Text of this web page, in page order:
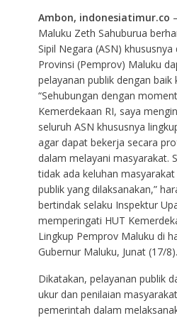
Ambon, indonesiatimur.co
Maluku Zeth Sahuburua
Sipil Negara (ASN)
Provinsi (Pemprov) Maluku
pelayanan publik dengan baik
“Sehubungan dengan
Kemerdekaan RI, saya
seluruh ASN khususnya
agar dapat bekerja secara
dalam melayani masyarakat.
tidak ada keluhan
publik yang dilaksanakan,”
bertindak selaku Inspektur
memperingati HUT
Lingkup Pemprov Maluku di
Gubernur Maluku, Junat (17/8).
Dikatakan, pelayanan publik
ukur dan penilaian
pemerintah dalam